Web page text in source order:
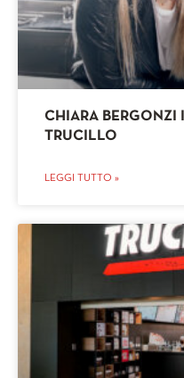
CHIARA BERGONZI
TRUCILLO
LEGGI TUTTO »